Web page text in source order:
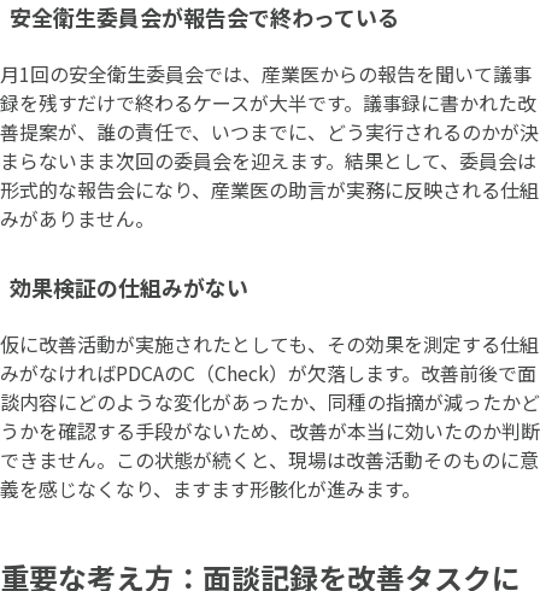
安全衛生委員会が報告会で終わっている
月1回の安全衛生委員会では、産業医からの報告を聞いて議事
録を残すだけで終わるケースが大半です。議事録に書かれた改
善提案が、誰の責任で、いつまでに、どう実行されるのかが決
まらないまま次回の委員会を迎えます。結果として、委員会は
形式的な報告会になり、産業医の助言が実務に反映される仕組
みがありません。
効果検証の仕組みがない
仮に改善活動が実施されたとしても、その効果を測定する仕組
みがなければPDCAのC（Check）が欠落します。改善前後で面
談内容にどのような変化があったか、同種の指摘が減ったかど
うかを確認する手段がないため、改善が本当に効いたのか判断
できません。この状態が続くと、現場は改善活動そのものに意
義を感じなくなり、ますます形骸化が進みます。
重要な考え方：面談記録を改善タスクに